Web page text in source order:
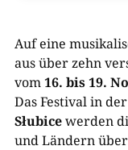
Auf eine
aus über zehn
vom16. bis 19.
Das Festival in
Słubicewerden
und Ländern